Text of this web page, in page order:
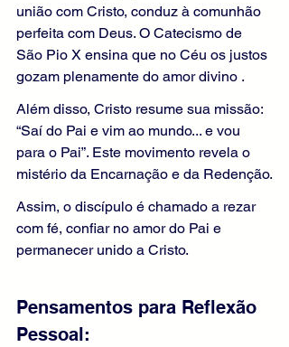
união com Cristo, conduz à comunhão
perfeita com Deus. O Catecismo de
São Pio X ensina que no Céu os justos
gozam plenamente do amor divino .
Além disso, Cristo resume sua missão:
“Saí do Pai e vim ao mundo... e vou
para o Pai”. Este movimento revela o
mistério da Encarnação e da Redenção.
Assim, o discípulo é chamado a rezar
com fé, confiar no amor do Pai e
permanecer unido a Cristo.
Pensamentos para Reflexão
Pessoal: